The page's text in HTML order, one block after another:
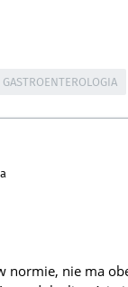
GASTROENTEROLOGIA
normie, nie ma